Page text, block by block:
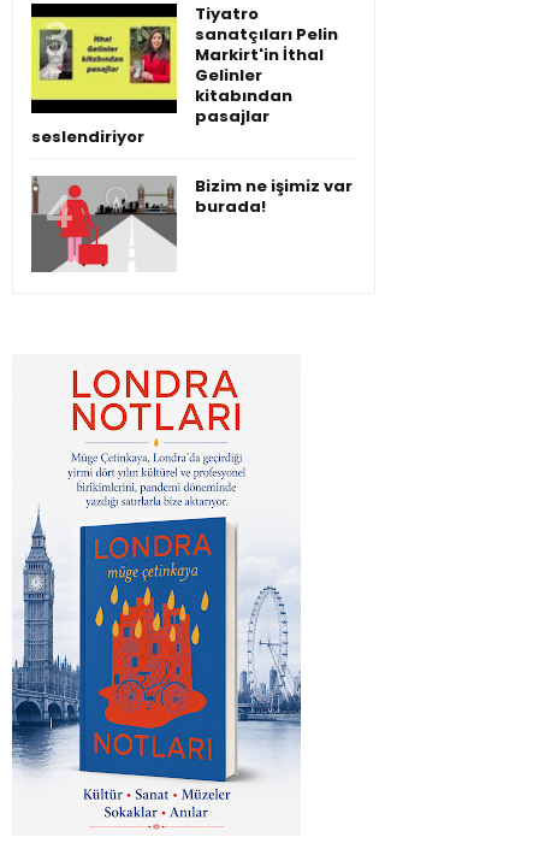
Tiyatro
sanatçıları Pelin
Markirt'in İthal
Gelinler
kitabından
pasajlar
seslendiriyor
Bizim ne işimiz var
burada!